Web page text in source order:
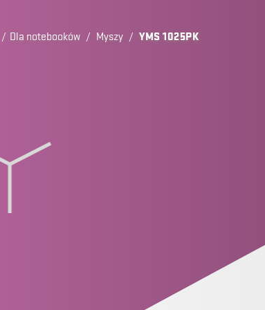
/ Dla notebooków / Myszy / YMS 1025PK